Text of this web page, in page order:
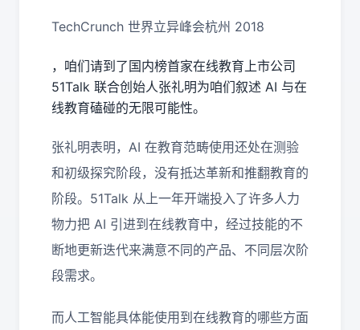
TechCrunch 世界立异峰会杭州 2018
，咱们请到了国内榜首家在线教育上市公司
51Talk 联合创始人张礼明为咱们叙述 AI 与在
线教育磕碰的无限可能性。
张礼明表明， AI 在教育范畴使用还处在测验
和初级探究阶段，没有抵达革新和推翻教育的
阶段。 51Talk 从上一年开端投入了许多人力
物力把 AI 引进到在线教育中，经过技能的不
断地更新迭代来满意不同的产品、不同层次阶
段需求。
而人工智能具体能使用到在线教育的哪些方面